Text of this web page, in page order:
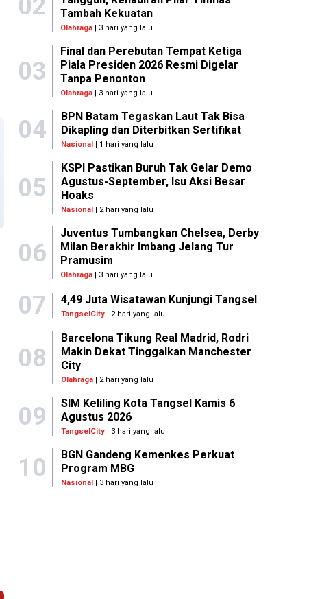
02
Tambah Kekuatan
Olahraga | 3 hari yang lalu
03
Final dan Perebutan Tempat Ketiga
Piala Presiden 2026 Resmi Digelar
Tanpa Penonton
Olahraga | 3 hari yang lalu
04
BPN Batam Tegaskan Laut Tak Bisa
Dikapling dan Diterbitkan Sertifikat
Nasional | 1 hari yang lalu
05
KSPI Pastikan Buruh Tak Gelar Demo
Agustus-September, Isu Aksi Besar
Hoaks
Nasional | 2 hari yang lalu
06
Juventus Tumbangkan Chelsea, Derby
Milan Berakhir Imbang Jelang Tur
Pramusim
Olahraga | 3 hari yang lalu
07 4,49 Juta Wisatawan Kunjungi Tangsel
TangselCity | 2 hari yang lalu
08
Barcelona Tikung Real Madrid, Rodri
Makin Dekat Tinggalkan Manchester
City
Olahraga| 2 hari yang lalu
09
SIM Keliling Kota Tangsel Kamis 6
Agustus 2026
TangselCity| 3 hari yang lalu
10
BGN Gandeng Kemenkes Perkuat
Program MBG
Nasional | 3 hari yang lalu